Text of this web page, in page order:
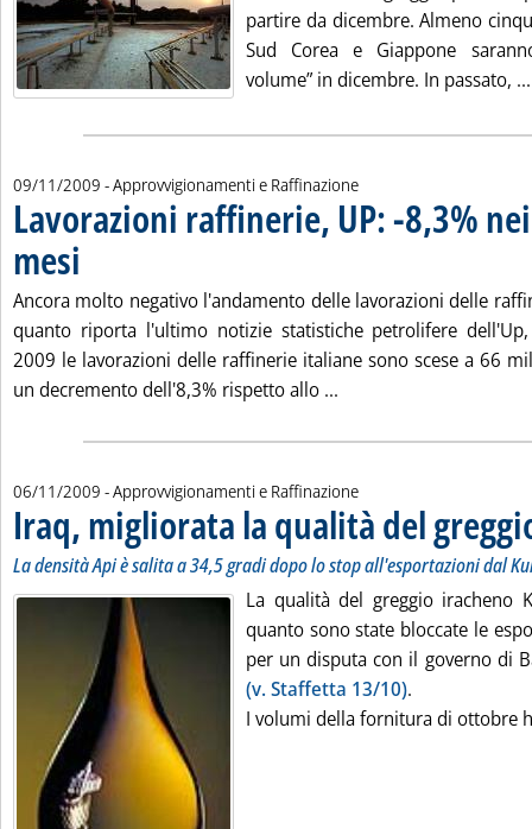
partire da dicembre. Almeno
Sud Corea e Giappone
volume” in dicembre. In passato, ...
09/11/2009 - Approvvigionamenti e Raffinazione
Lavorazioni raffinerie, UP: -8,3%
mesi
Ancora molto negativo l'andamento delle lavorazioni delle
quanto riporta l'ultimo notizie statistiche petrolifere
2009 le lavorazioni delle raffinerie italiane sono scese a 66
un decremento dell'8,3% rispetto allo ...
06/11/2009 - Approvvigionamenti e Raffinazione
Iraq, migliorata la qualità del
La densità Api è salita a 34,5 gradi dopo lo stop all'esportazioni dal
La qualità del greggio iracheno
quanto sono state bloccate le
per un disputa con il governo di
(v. Staffetta 13/10).
I volumi della fornitura di ottobre